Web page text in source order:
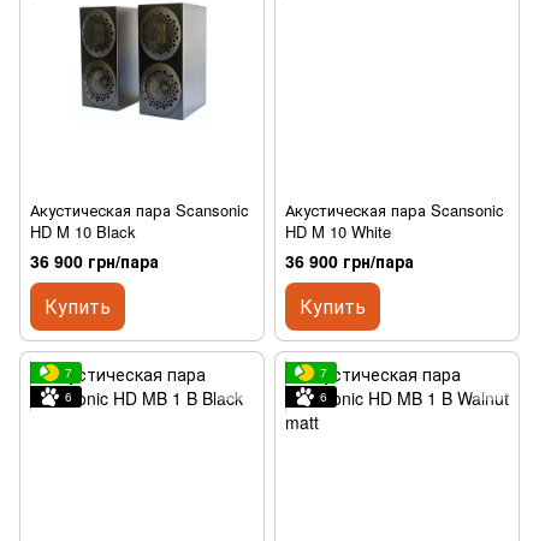
Акустическая пара Scansonic
HD M 10 Black
36 900 грн/пара
Купить
Акустическая пара Scansonic
HD M 10 White
36 900 грн/пара
Купить
7
6
7
6